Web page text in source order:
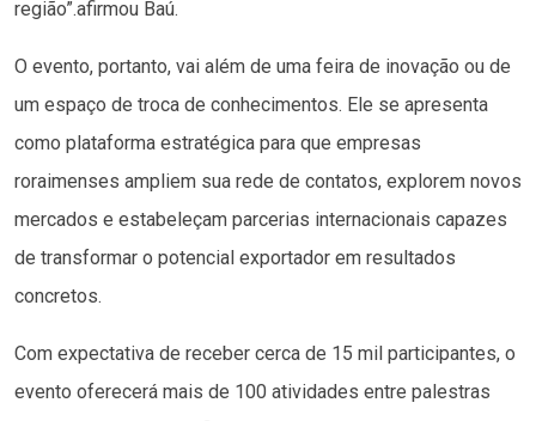
região”.afirmou Baú.
O evento, portanto, vai além de uma feira de inovação ou de
um espaço de troca de conhecimentos. Ele se apresenta
como plataforma estratégica para que empresas
roraimenses ampliem sua rede de contatos, explorem novos
mercados e estabeleçam parcerias internacionais capazes
de transformar o potencial exportador em resultados
concretos.
Com expectativa de receber cerca de 15 mil participantes, o
evento oferecerá mais de 100 atividades entre palestras